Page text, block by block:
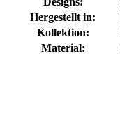
Hergestellt in:
Kollektion:
Material: